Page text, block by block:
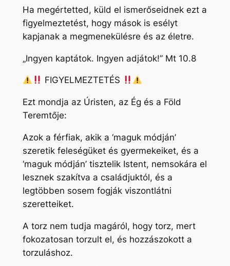
Ha megértetted, küld el ismerőseidnek ezt a
figyelmeztetést, hogy mások is esélyt
kapjanak a megmenekülésre és az életre.
„Ingyen kaptátok. Ingyen adjátok!” Mt 10.8
FIGYELMEZTETÉS
Ezt mondja az Úristen, az Ég és a Föld
Teremtője:
Azok a férfiak, akik a ‘maguk módján’
szeretik feleségüket és gyermekeiket, és a
‘maguk módján’ tisztelik Istent, nemsokára el
lesznek szakítva a családjuktól, és a
legtöbben sosem fogják viszontlátni
szeretteiket.
A torz nem tudja magáról, hogy torz, mert
fokozatosan torzult el, és hozzászokott a
torzuláshoz.